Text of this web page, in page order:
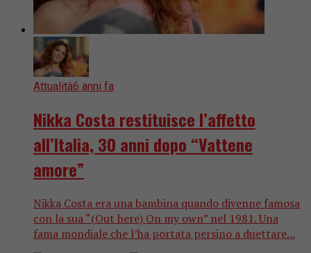
Attualità6 anni fa
Nikka Costa restituisce l’affetto
all’Italia, 30 anni dopo “Vattene
amore”
Nikka Costa era una bambina quando divenne famosa
con la sua “(Out here) On my own” nel 1981. Una
fama mondiale che l’ha portata persino a duettare...